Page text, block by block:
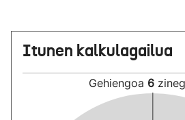
Itunen kalkulagailua
Gehiengoa 6